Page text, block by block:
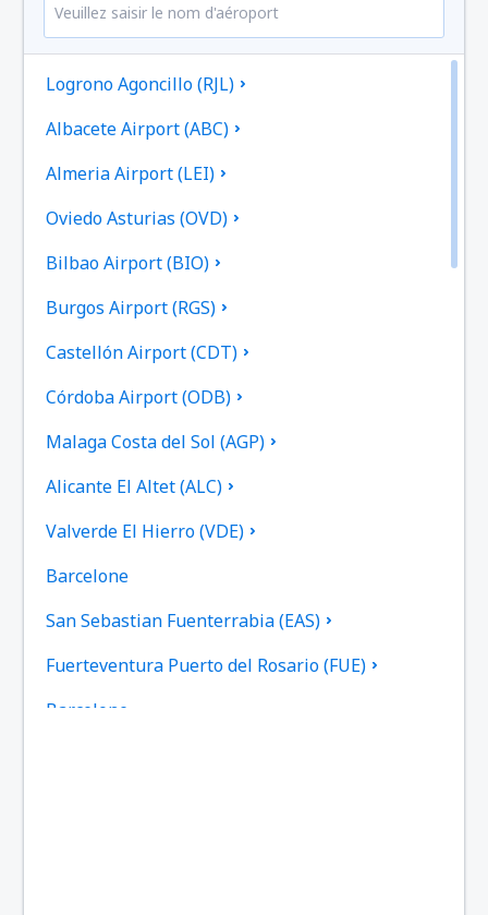
Logrono Agoncillo (RJL)
Albacete Airport (ABC)
Almeria Airport (LEI)
Oviedo Asturias (OVD)
Bilbao Airport (BIO)
Burgos Airport (RGS)
Castellón Airport (CDT)
Córdoba Airport (ODB)
Malaga Costa del Sol (AGP)
Alicante El Altet (ALC)
Valverde El Hierro (VDE)
Barcelone
San Sebastian Fuenterrabia (EAS)
Fuerteventura Puerto del Rosario (FUE)
Barcelone